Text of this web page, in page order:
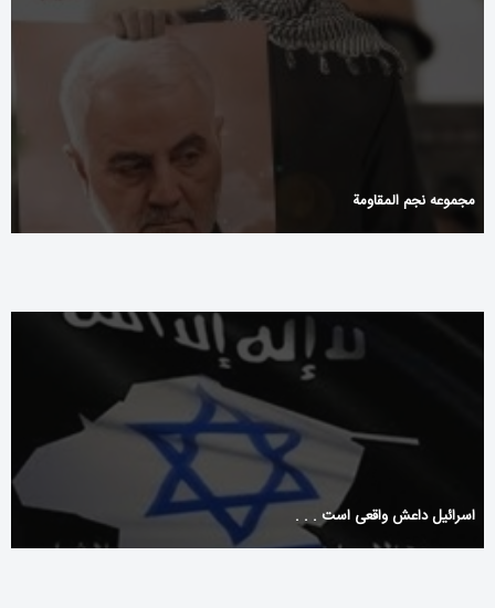
مجموعه نجم المقاومة
اسرائیل داعش واقعی است . . .